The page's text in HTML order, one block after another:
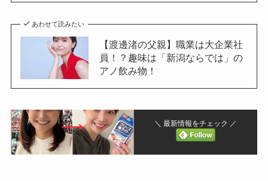
あわせて読みたい
【渡邊渚の父親】職業は大企業社
員！？趣味は「新潟ならでは」の
アノ飲み物！
＼ 最新情報をチェック ／